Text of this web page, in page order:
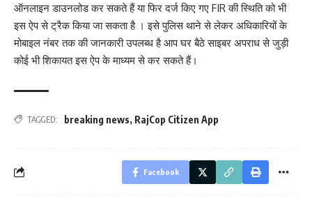
ऑनलाइन डाउनलोड कर सकते हैं या फिर दर्ज किए गए FIR की स्थिति को भी
इस ऐप से ट्रैक किया जा सकता है । इसे पुलिस थाने से लेकर अधिकारियों के
मोबाइल नंबर तक की जानकारी उपलब्ध है आप घर बैठे साइबर अपराध से जुड़ी
कोई भी शिकायत इस ऐप के माध्यम से कर सकते हैं।
TAGGED: breaking news, RajCop Citizen App
Facebook